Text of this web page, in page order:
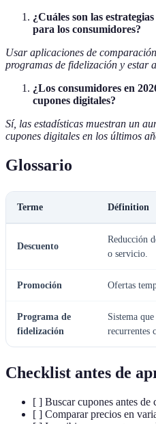
¿Cuáles son las
para los consumidores?
Usar aplicaciones de
programas de fidelización y estar
¿Los consumidores en
cupones digitales?
Sí, las estadísticas muestran un
cupones digitales en los últimos
Glossario
Terme Définition
Descuento
Reducción
o servicio.
Promoción Ofertas
Programa de
fidelización
Sistema
recurrentes
Checklist antes de
[ ] Buscar cupones antes de
[ ] Comparar precios en